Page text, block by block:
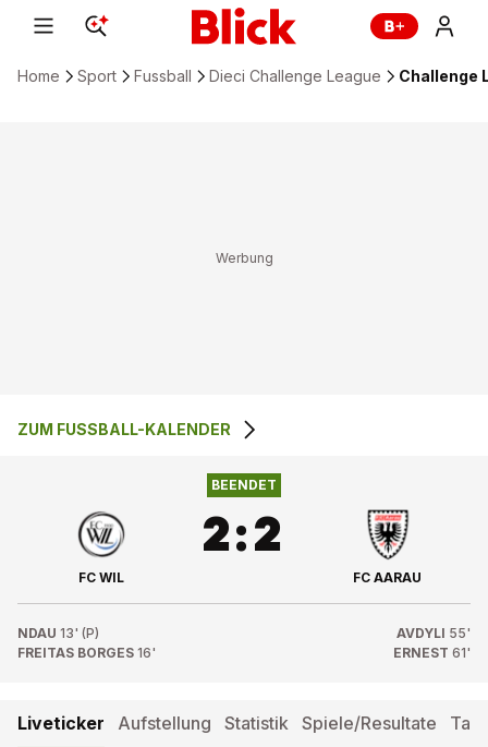
Home Sport Fussball Dieci Challenge League Challenge
2 :2
ZUM FUSSBALL-KALENDER
FC WIL
BEENDET
2:2
FC AARAU
NDAU 13' (P)
FREITAS BORGES 16'
AVDYLI 55'
ERNEST 61'
Liveticker Aufstellung Statistik Spiele/Resultate